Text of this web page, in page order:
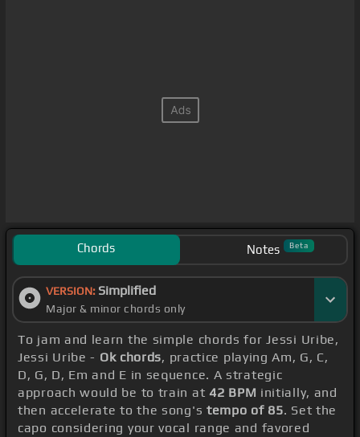
Chords Notes Beta
VERSION: Simplified
Major & minor chords only
To jam and learn the simple chords for Jessi Uribe,
Jessi Uribe - Ok chords, practice playing Am, G, C,
D, G, D, Em and E in sequence. A strategic
approach would be to train at 42 BPM initially, and
then accelerate to the song's tempo of 85. Set the
capo considering your vocal range and favored